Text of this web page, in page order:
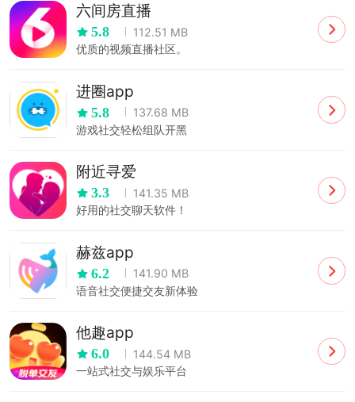
六间房直播
5.8
112.51 MB
优质的视频直播社区。
进圈app
5.8
137.68 MB
游戏社交轻松组队开黑
附近寻爱
3.3
141.35 MB
好用的社交聊天软件！
赫兹app
6.2
141.90 MB
语音社交便捷交友新体验
他趣app
6.0
144.54 MB
一站式社交与娱乐平台